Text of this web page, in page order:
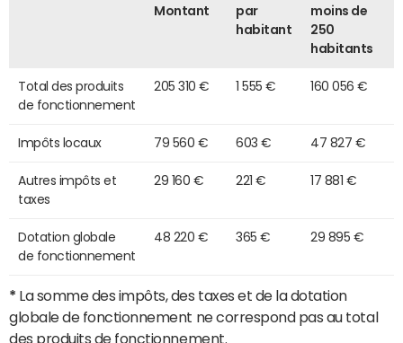
Montant
par
habitant
moins de
250
habitants
Total des produits
de fonctionnement
205 310 € 1 555 € 160 056 €
Impôts locaux 79 560 € 603 € 47 827 €
Autres impôts et
taxes
29 160 € 221 € 17 881 €
Dotation globale
de fonctionnement
48 220 € 365 € 29 895 €
* La somme des impôts, des taxes et de la dotation
globale de fonctionnement ne correspond pas au total
des produits de fonctionnement.